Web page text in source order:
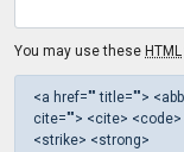
You may use these HTML
<a href="" title="">
cite=""> <cite>
<strike> <strong>